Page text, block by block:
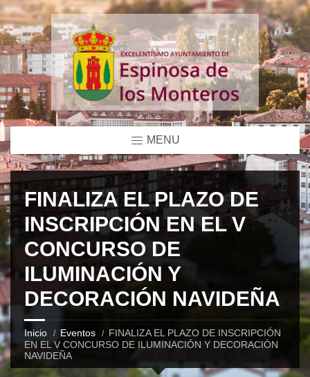
MENU
FINALIZA EL PLAZO DE
INSCRIPCIÓN EN EL V
CONCURSO DE
ILUMINACIÓN Y
DECORACIÓN NAVIDEÑA
Inicio Eventos
FINALIZA EL PLAZO DE INSCRIPCIÓN
EN EL V CONCURSO DE ILUMINACIÓN Y DECORACIÓN
NAVIDEÑA